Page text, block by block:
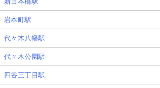
岩本町駅
代々木八幡駅
代々木公園駅
四谷三丁目駅